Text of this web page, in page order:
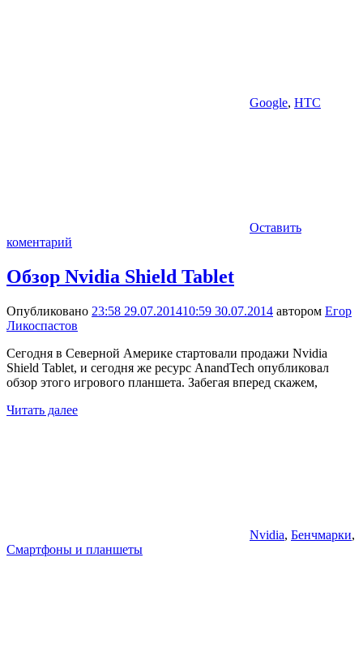
Google, HTC
Оставить
коментарий
Обзор Nvidia Shield Tablet
Опубликовано 23:58 29.07.201410:59 30.07.2014 автором Егор
Ликоспастов
Сегодня в Северной Америке стартовали продажи Nvidia
Shield Tablet, и сегодня же ресурс AnandTech опубликовал
обзор этого игрового планшета. Забегая вперед скажем,
Читать далее
Nvidia, Бенчмарки,
Смартфоны и планшеты